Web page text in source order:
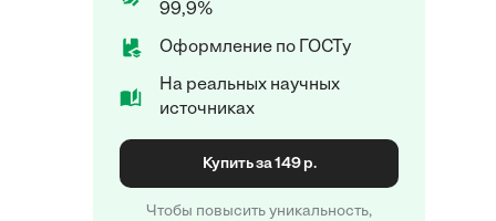
99,9%
Оформление по ГОСТу
На реальных научных
источниках
Купить за 149 р.
Чтобы повысить уникальность,